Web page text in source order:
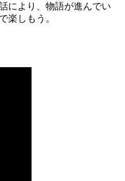
により、物語が進んでい
楽しもう。